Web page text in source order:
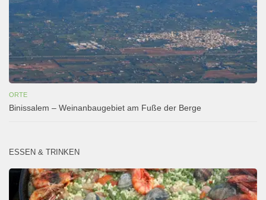
ORTE
Binissalem – Weinanbaugebiet am Fuße der Berge
ESSEN & TRINKEN